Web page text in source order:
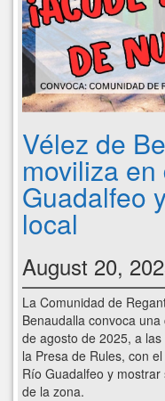
Vélez de
moviliza
Guadalfeo
local
August 20,
La Comunidad de
Benaudalla convoca
de agosto de 2025, a
la Presa de Rules, con
Río Guadalfeo y
de la zona.